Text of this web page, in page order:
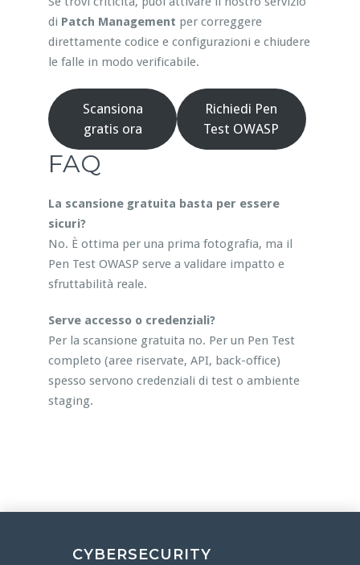
di Patch Management per correggere
direttamente codice e configurazioni e chiudere
le falle in modo verificabile.
Scansiona
gratis ora
Richiedi Pen
Test OWASP
FAQ
La scansione gratuita basta per essere
sicuri?
No. È ottima per una prima fotografia, ma il
Pen Test OWASP serve a validare impatto e
sfruttabilità reale.
Serve accesso o credenziali?
Per la scansione gratuita no. Per un Pen Test
completo (aree riservate, API, back-office)
spesso servono credenziali di test o ambiente
staging.
CYBERSECURITY